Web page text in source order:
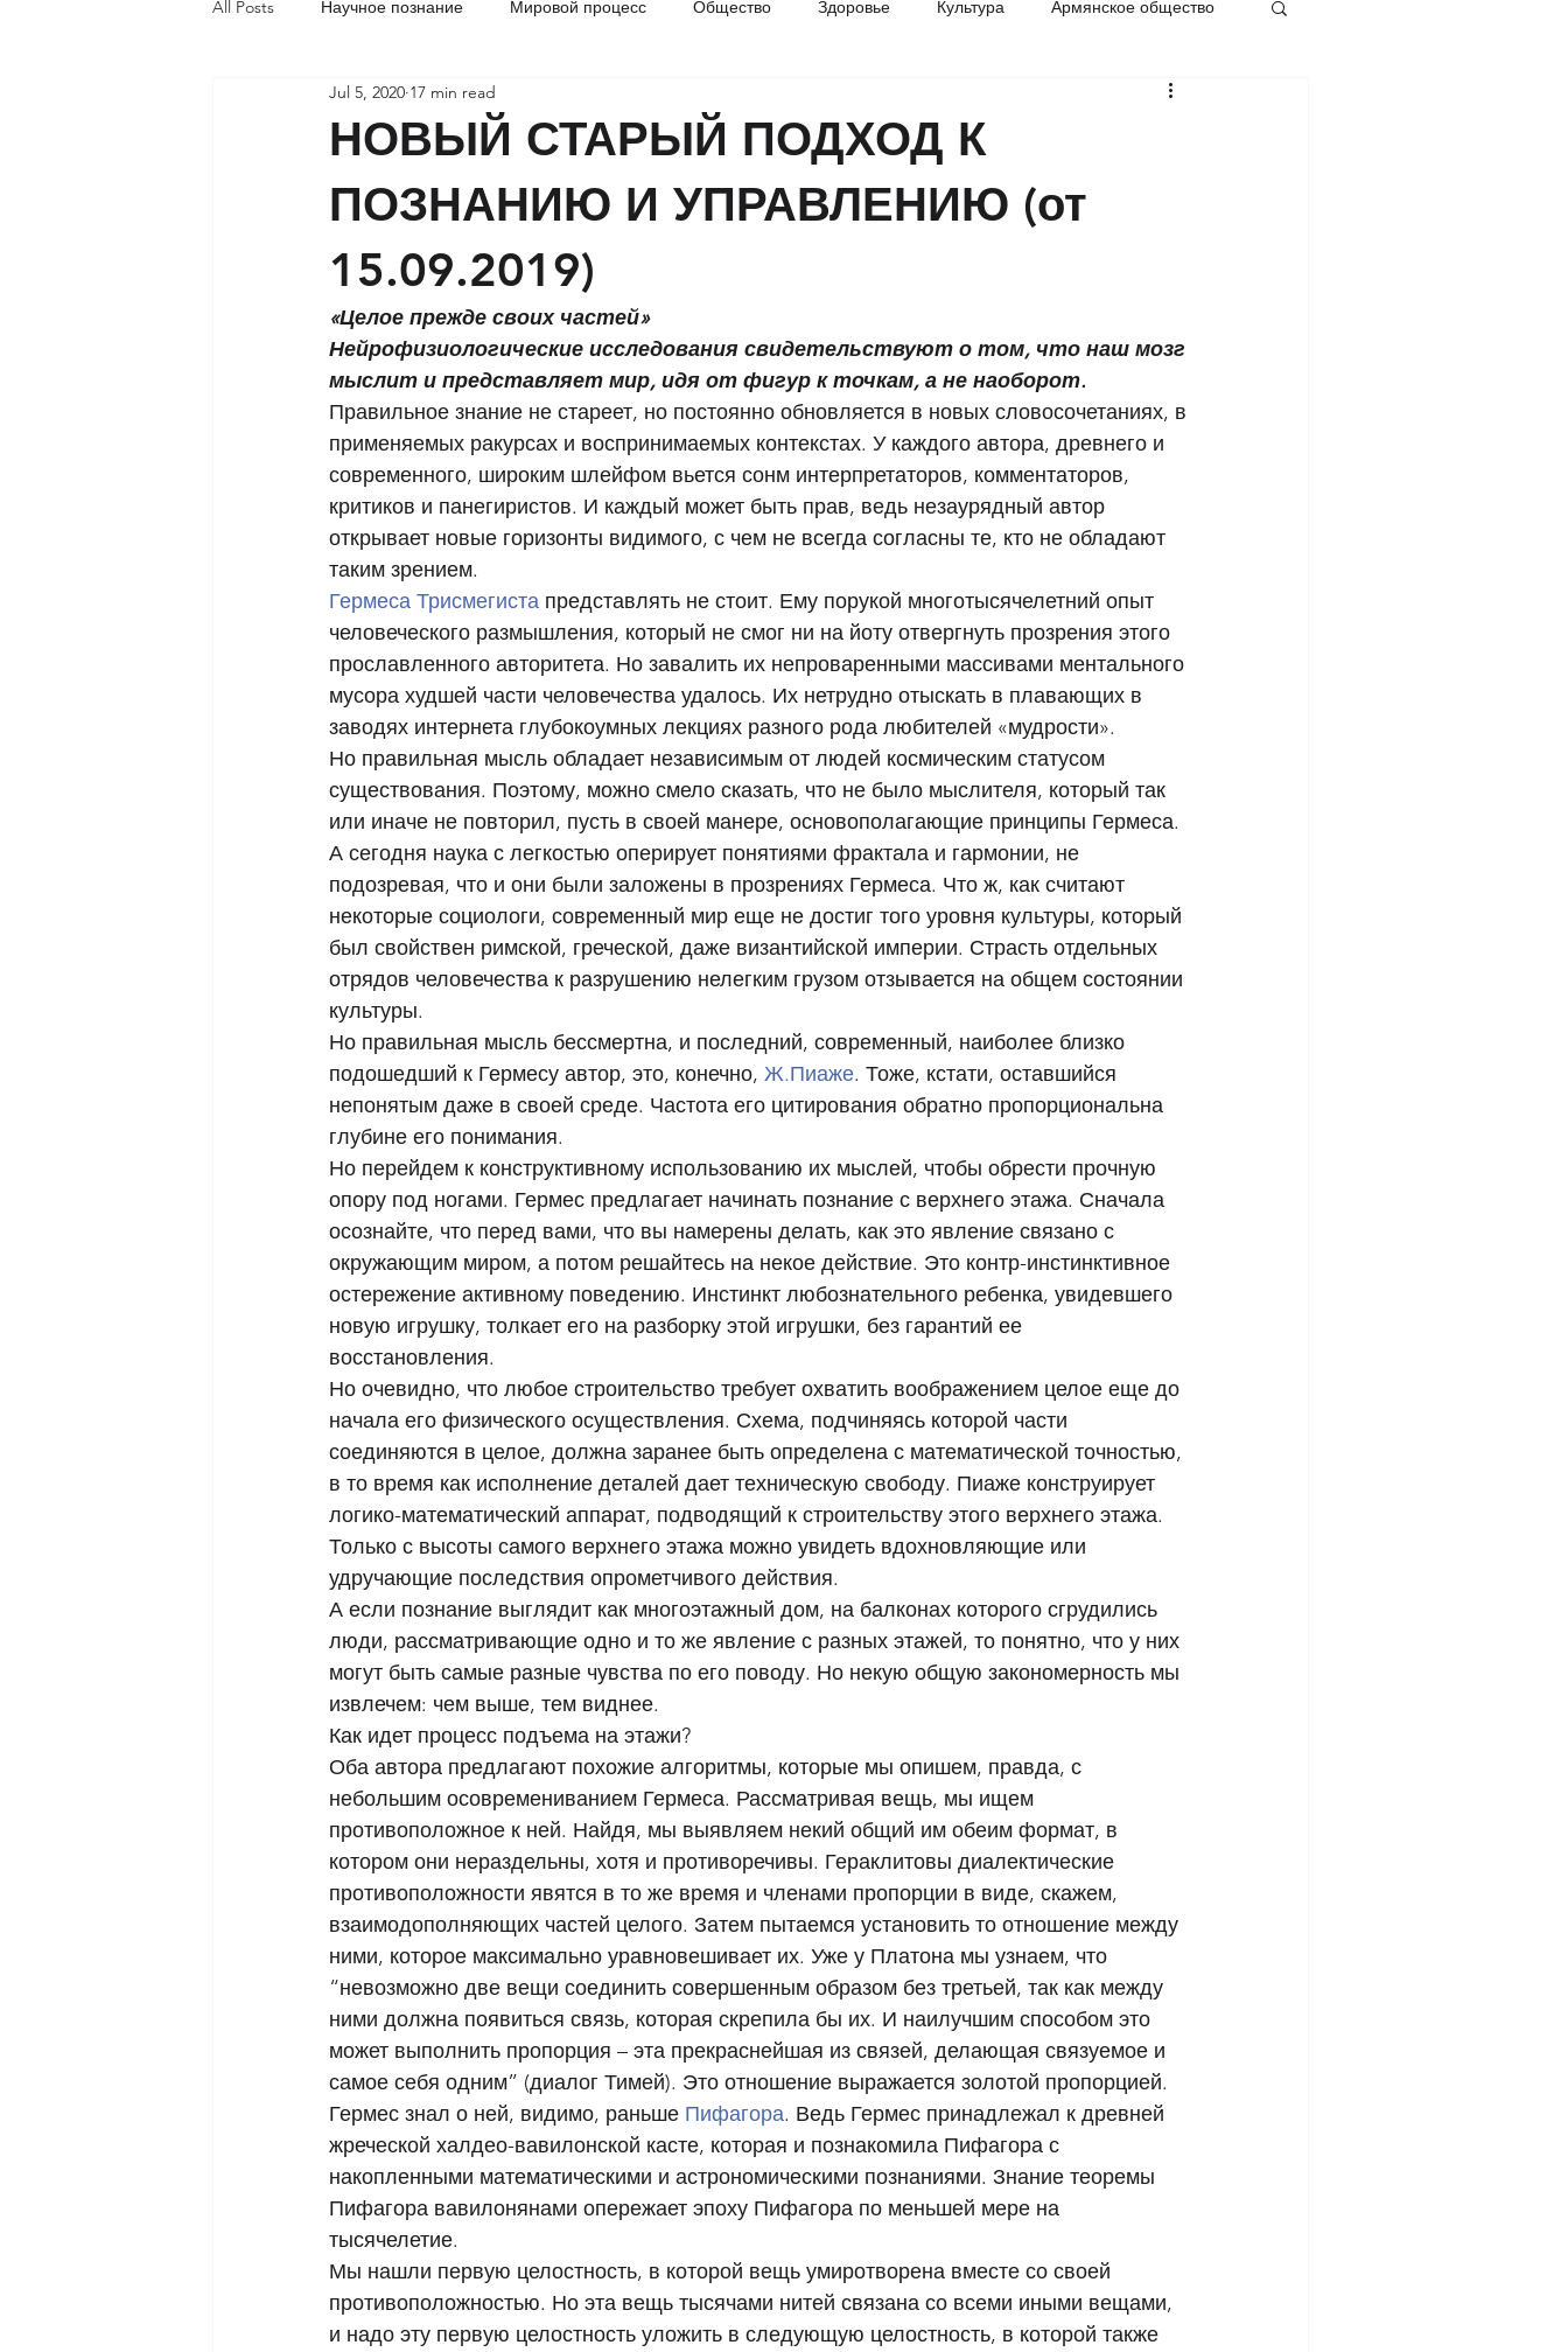
All Posts Научное познание Мировой процесс Общество Здоровье Культура Армянское общество
Социальная акупунктура
НОВЫЙ СТАРЫЙ ПОДХОД К
ПОЗНАНИЮ И УПРАВЛЕНИЮ (от
15.09.2019)
Jul 5, 2020 17 min read
«Целое прежде своих частей»
Нейрофизиологические исследования свидетельствуют о том, что наш мозг
мыслит и представляет мир, идя от фигур к точкам, а не наоборот.
Правильное знание не стареет, но постоянно обновляется в новых словосочетаниях, в
применяемых ракурсах и воспринимаемых контекстах. У каждого автора, древнего и
современного, широким шлейфом вьется сонм интерпретаторов, комментаторов,
критиков и панегиристов. И каждый может быть прав, ведь незаурядный автор
открывает новые горизонты видимого, с чем не всегда согласны те, кто не обладают
таким зрением.
Гермеса Трисмегиста представлять не стоит. Ему порукой многотысячелетний опыт
человеческого размышления, который не смог ни на йоту отвергнуть прозрения этого
прославленного авторитета. Но завалить их непроваренными массивами ментального
мусора худшей части человечества удалось. Их нетрудно отыскать в плавающих в
заводях интернета глубокоумных лекциях разного рода любителей «мудрости».
Но правильная мысль обладает независимым от людей космическим статусом
существования. Поэтому, можно смело сказать, что не было мыслителя, который так
или иначе не повторил, пусть в своей манере, основополагающие принципы Гермеса.
А сегодня наука с легкостью оперирует понятиями фрактала и гармонии, не
подозревая, что и они были заложены в прозрениях Гермеса. Что ж, как считают
некоторые социологи, современный мир еще не достиг того уровня культуры, который
был свойствен римской, греческой, даже византийской империи. Страсть отдельных
отрядов человечества к разрушению нелегким грузом отзывается на общем состоянии
культуры.
Но правильная мысль бессмертна, и последний, современный, наиболее близко
подошедший к Гермесу автор, это, конечно, Ж.Пиаже. Тоже, кстати, оставшийся
непонятым даже в своей среде. Частота его цитирования обратно пропорциональна
глубине его понимания.
Но перейдем к конструктивному использованию их мыслей, чтобы обрести прочную
опору под ногами. Гермес предлагает начинать познание с верхнего этажа. Сначала
осознайте, что перед вами, что вы намерены делать, как это явление связано с
окружающим миром, а потом решайтесь на некое действие. Это контр-инстинктивное
остережение активному поведению. Инстинкт любознательного ребенка, увидевшего
новую игрушку, толкает его на разборку этой игрушки, без гарантий ее
восстановления.
Но очевидно, что любое строительство требует охватить воображением целое еще до
начала его физического осуществления. Схема, подчиняясь которой части
соединяются в целое, должна заранее быть определена с математической точностью,
в то время как исполнение деталей дает техническую свободу. Пиаже конструирует
логико-математический аппарат, подводящий к строительству этого верхнего этажа.
Только с высоты самого верхнего этажа можно увидеть вдохновляющие или
удручающие последствия опрометчивого действия.
А если познание выглядит как многоэтажный дом, на балконах которого сгрудились
люди, рассматривающие одно и то же явление с разных этажей, то понятно, что у них
могут быть самые разные чувства по его поводу. Но некую общую закономерность мы
извлечем: чем выше, тем виднее.
Как идет процесс подъема на этажи?
Оба автора предлагают похожие алгоритмы, которые мы опишем, правда, с
небольшим осовремениванием Гермеса. Рассматривая вещь, мы ищем
противоположное к ней. Найдя, мы выявляем некий общий им обеим формат, в
котором они нераздельны, хотя и противоречивы. Гераклитовы диалектические
противоположности явятся в то же время и членами пропорции в виде, скажем,
взаимодополняющих частей целого. Затем пытаемся установить то отношение между
ними, которое максимально уравновешивает их. Уже у Платона мы узнаем, что
“невозможно две вещи соединить совершенным образом без третьей, так как между
ними должна появиться связь, которая скрепила бы их. И наилучшим способом это
может выполнить пропорция – эта прекраснейшая из связей, делающая связуемое и
самое себя одним” (диалог Тимей). Это отношение выражается золотой пропорцией.
Гермес знал о ней, видимо, раньше Пифагора. Ведь Гермес принадлежал к древней
жреческой халдео-вавилонской касте, которая и познакомила Пифагора с
накопленными математическими и астрономическими познаниями. Знание теоремы
Пифагора вавилонянами опережает эпоху Пифагора по меньшей мере на
тысячелетие.
Мы нашли первую целостность, в которой вещь умиротворена вместе со своей
противоположностью. Но эта вещь тысячами нитей связана со всеми иными вещами,
и надо эту первую целостность уложить в следующую целостность, в которой также